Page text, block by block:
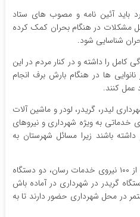
باید آئین نامه و مصوب های ستاد
حل مشکلات در هنگام بحران کمک کرده
شناسایی شود.
را داشته و در کنار مردم در این
ها در هنگام بارش برف انجام
عمل کنند.
لیدر، گریدر، لودر و ماشین آلات
خدماتی به ویژه شهرداری و نیروهای
باشند زیرا مسائل شهرستان به
به گفته شهردار آستانه اشرفیه بیش از ۱۰۰ نیروی خدمات رسان، دو دستگاه
گریدر در شهرداری در آماده باش
در محل شهرداری حضور دارند تا به